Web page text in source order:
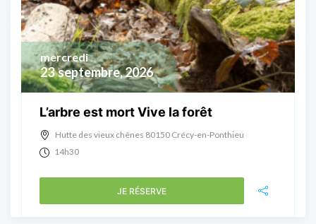
23 septembre, 2026
mercredi
L’arbre est mort Vive la forêt
Hutte des vieux chênes 80150 Crécy-en-Ponthieu
14h30
JE RÉSERVE